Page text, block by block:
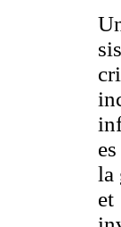
la
et